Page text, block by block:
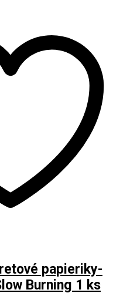
papieriky-
Burning 1 ks